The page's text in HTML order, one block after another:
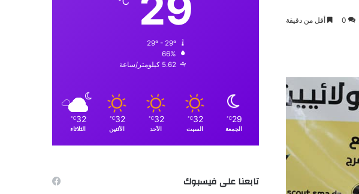
0 أقل من دقيقة
66%
5.62 كيلومتر/ساعة
29
℃
الجمعة
32
℃
السبت
32
℃
الأحد
32
℃
الأثنين
32
℃
الثلاثاء
تابعنا على فيسبوك